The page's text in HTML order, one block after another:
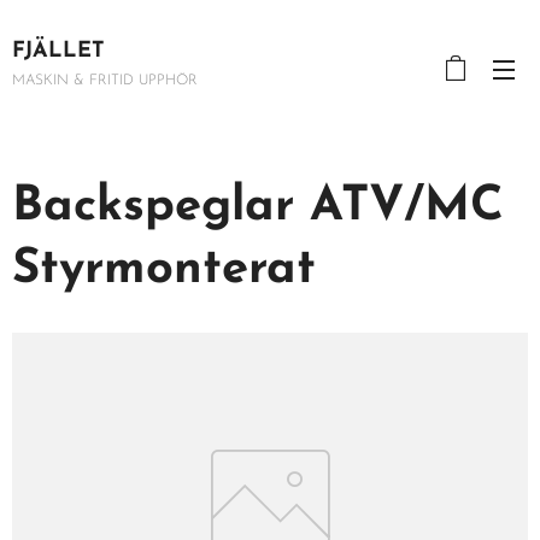
FJÄLLET
MASKIN & FRITID UPPHÖR
Backspeglar ATV/MC
Styrmonterat